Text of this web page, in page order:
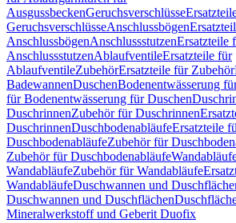
AusgussbeckenGeruchsverschlüsse
GeruchsverschlüsseAnschlussbögen
AnschlussbögenAnschlussstutzenErsatzteile
AnschlussstutzenAblaufventileErsatzteile für
AblaufventileZubehörErsatzteile für Zubehör
BadewannenDuschenBodenentwässerung
für Bodenentwässerung für Duschen
DuschrinnenZubehör für Duschrinnen
DuschrinnenDuschbodenabläufeErsatzteile
DuschbodenabläufeZubehör für
Zubehör für Duschbodenabläufe
WandabläufeZubehör für Wandabläufe
WandabläufeDuschwannen und
Duschwannen und Duschflächen
Mineralwerkstoff und Geberit Duofix